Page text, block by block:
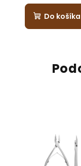
Do košíka